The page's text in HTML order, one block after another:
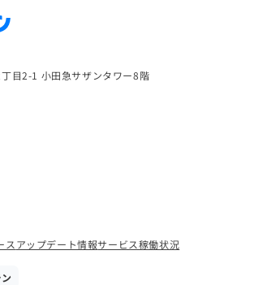
目2-1 小田急サザンタワー8階
ス アップデート情報サービス稼働状況